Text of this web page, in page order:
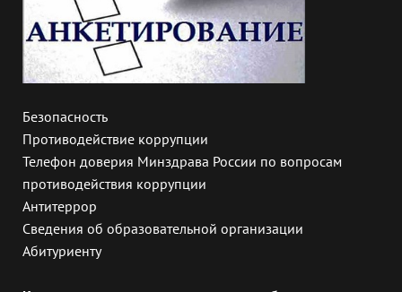
Безопасность
Противодействие коррупции
Телефон доверия Минздрава России по вопросам
противодействия коррупции
Антитеррор
Сведения об образовательной организации
Абитуриенту